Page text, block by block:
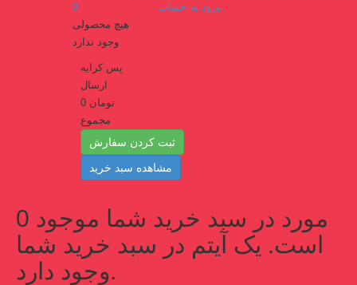
ورود به حساب
0
هیچ محصولی
وجود ندارد
پس کرایه
ارسال
0 تومان
مجموع
ثبت کردن سفارش
مشاهده سبد خرید
0
است. یک آیتم در سبد خرید شما
وجود دارد.